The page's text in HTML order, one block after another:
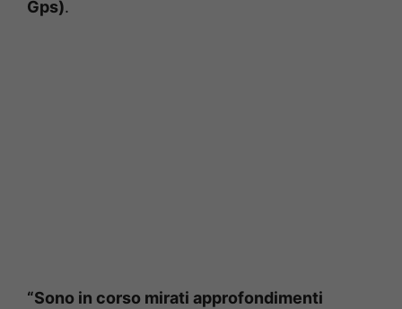
Gps).
“Sono in corso mirati approfondimenti